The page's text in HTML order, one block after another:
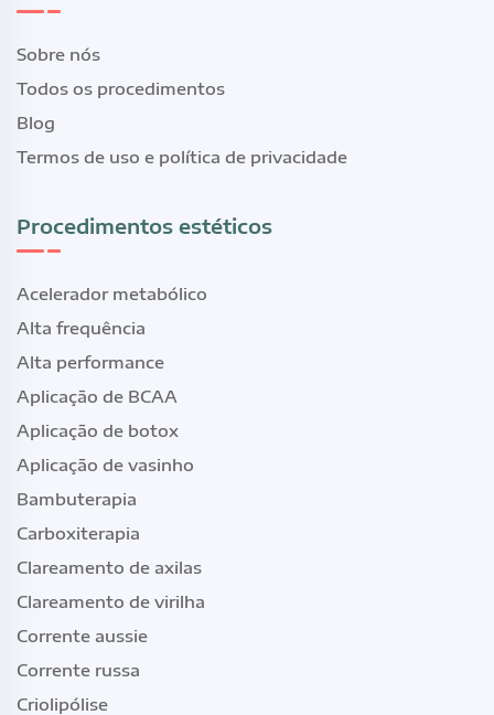
Sobre nós
Todos os procedimentos
Blog
Termos de uso e política de privacidade
Procedimentos estéticos
Acelerador metabólico
Alta frequência
Alta performance
Aplicação de BCAA
Aplicação de botox
Aplicação de vasinho
Bambuterapia
Carboxiterapia
Clareamento de axilas
Clareamento de virilha
Corrente aussie
Corrente russa
Criolipólise